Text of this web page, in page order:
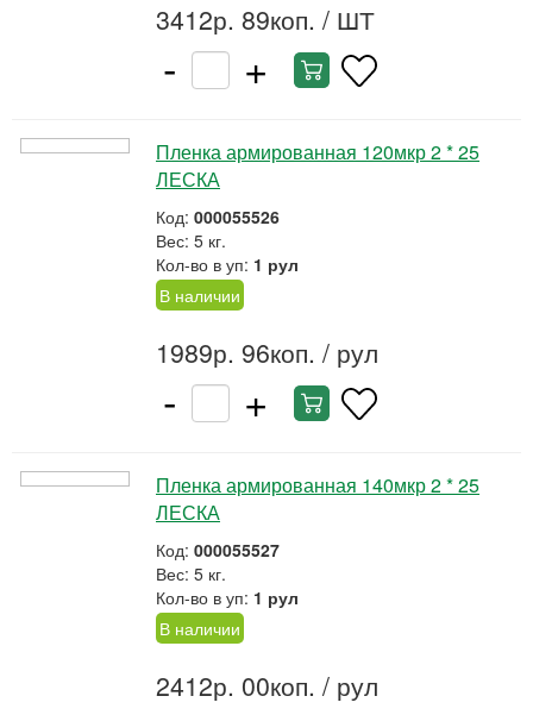
3412р. 89коп. / ШТ
- +
Пленка армированная 120мкр 2 * 25
ЛЕСКА
Код: 000055526
Вес: 5 кг.
Кол-во в уп: 1 рул
В наличии
1989р. 96коп. / рул
- +
Пленка армированная 140мкр 2 * 25
ЛЕСКА
Код: 000055527
Вес: 5 кг.
Кол-во в уп: 1 рул
В наличии
2412р. 00коп. / рул